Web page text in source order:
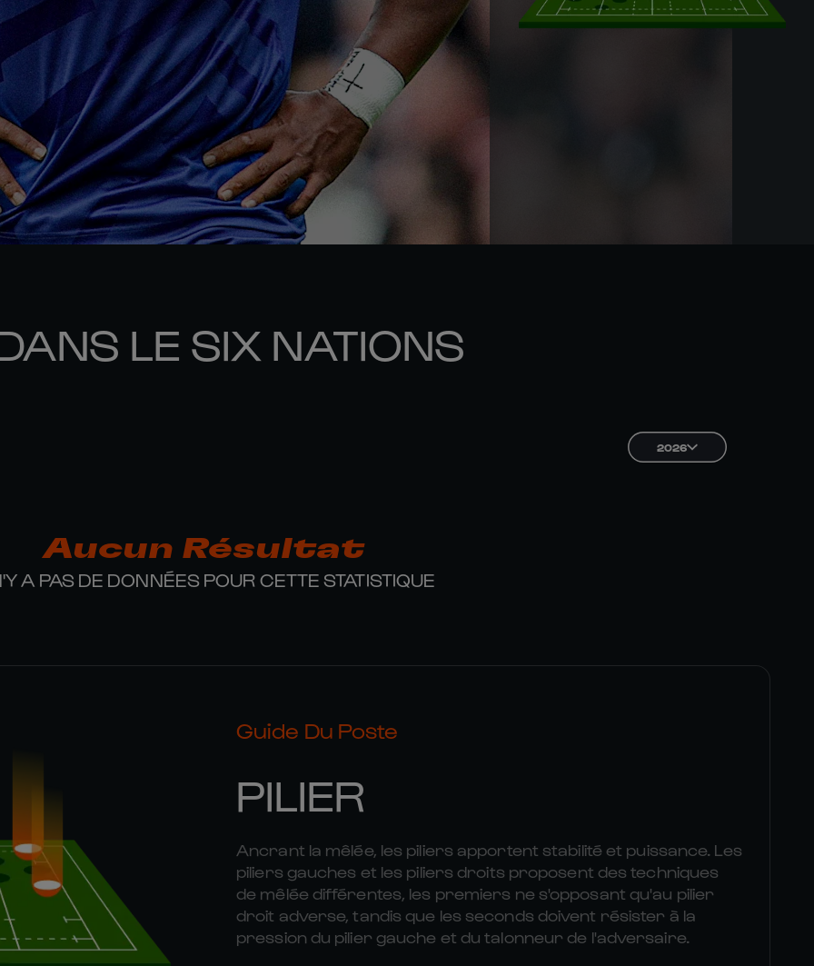
LE SIX NATIONS
2026
Aucun Résultat
A PAS DE DONNÉES POUR CETTE STATISTIQUE
Guide Du Poste
PILIER
Ancrant la mêlée, les piliers apportent stabilité et puissance. Les
piliers gauches et les piliers droits proposent des techniques
de mêlée différentes, les premiers ne s'opposant qu'au pilier
droit adverse, tandis que les seconds doivent résister à la
pression du pilier gauche et du talonneur de l'adversaire.